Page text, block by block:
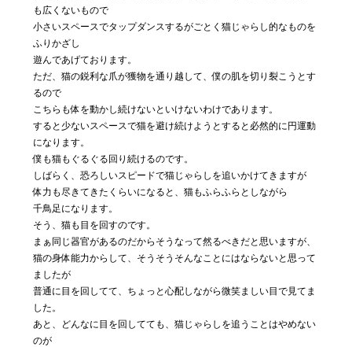
れ日記
05 Contact
せ
も広くないもので
小さいスペースでタップダンスするがごとく猫じゃらし的なものを
ふりかざし
遊んであげております。
ただ、猫の鋭利な爪が獲物を通り越して、僕の肌を切り裂こうとす
るので
こちらも体を動かし続けないといけないわけであります。
すると少ないスペースで猫を避け続けようとすると必然的に円運動
になります。
僕も猫もぐるぐる回り続けるのです。
しばらく、恐ろしいスピードで猫じゃらしを追いかけてきますが
体力も尽きてきたくらいになると、猫もふらふらとしながら
千鳥足になります。
そう、猫も目を回すのです。
まぁ同じ器官があるのだからそうなって然るべきだと思いますが、
猫の身体能力からして、そうそうそんなことにはならないと思って
ましたが
普通に目を回してて、ちょっと心配しながら微笑ましい目で見てま
した。
あと、どんなに目を回してても、猫じゃらしを追うことはやめない
のが